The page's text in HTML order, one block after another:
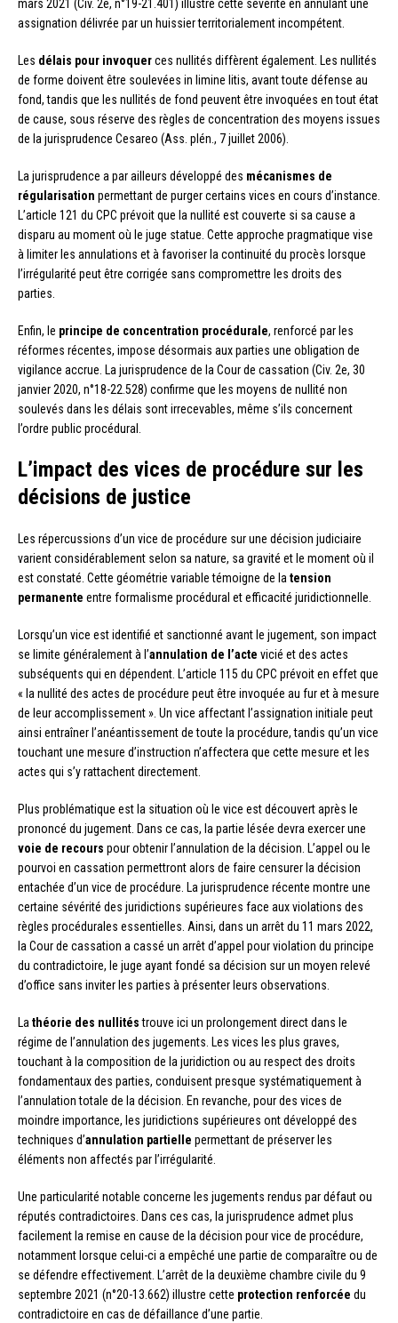
mars 2021 (Civ. 2e, n°19-21.401) illustre cette sévérité en annulant une
assignation délivrée par un huissier territorialement incompétent.
Les délais pour invoquerces nullités diffèrent également. Les nullités
de forme doivent être soulevées in limine litis, avant toute défense au
fond, tandis que les nullités de fond peuvent être invoquées en tout état
de cause, sous réserve des règles de concentration des moyens issues
de la jurisprudence Cesareo (Ass. plén., 7 juillet 2006).
La jurisprudence a par ailleurs développé des mécanismes de
régularisation permettant de purger certains vices en cours d’instance.
L’article 121 du CPC prévoit que la nullité est couverte si sa cause a
disparu au moment où le juge statue. Cette approche pragmatique vise
à limiter les annulations et à favoriser la continuité du procès lorsque
l’irrégularité peut être corrigée sans compromettre les droits des
parties.
Enfin, le principe de concentration procédurale, renforcé par les
réformes récentes, impose désormais aux parties une obligation de
vigilance accrue. La jurisprudence de la Cour de cassation (Civ. 2e, 30
janvier 2020, n°18-22.528) confirme que les moyens de nullité non
soulevés dans les délais sont irrecevables, même s’ils concernent
l’ordre public procédural.
L’impact des vices de procédure sur les
décisions de justice
Les répercussions d’un vice de procédure sur une décision judiciaire
varient considérablement selon sa nature, sa gravité et le moment où il
est constaté. Cette géométrie variable témoigne de la tension
permanente entre formalisme procédural et efficacité juridictionnelle.
Lorsqu’un vice est identifié et sanctionné avant le jugement, son impact
se limite généralement à l’annulation de l’acte vicié et des actes
subséquents qui en dépendent. L’article 115 du CPC prévoit en effet que
« la nullité des actes de procédure peut être invoquée au fur et à mesure
de leur accomplissement ». Un vice affectant l’assignation initiale peut
ainsi entraîner l’anéantissement de toute la procédure, tandis qu’un vice
touchant une mesure d’instruction n’affectera que cette mesure et les
actes qui s’y rattachent directement.
Plus problématique est la situation où le vice est découvert après le
prononcé du jugement. Dans ce cas, la partie lésée devra exercer une
voie de recours pour obtenir l’annulation de la décision. L’appel ou le
pourvoi en cassation permettront alors de faire censurer la décision
entachée d’un vice de procédure. La jurisprudence récente montre une
certaine sévérité des juridictions supérieures face aux violations des
règles procédurales essentielles. Ainsi, dans un arrêt du 11 mars 2022,
la Cour de cassation a cassé un arrêt d’appel pour violation du principe
du contradictoire, le juge ayant fondé sa décision sur un moyen relevé
d’office sans inviter les parties à présenter leurs observations.
La théorie des nullitéstrouve ici un prolongement direct dans le
régime de l’annulation des jugements. Les vices les plus graves,
touchant à la composition de la juridiction ou au respect des droits
fondamentaux des parties, conduisent presque systématiquement à
l’annulation totale de la décision. En revanche, pour des vices de
moindre importance, les juridictions supérieures ont développé des
techniques d’annulation partielle permettant de préserver les
éléments non affectés par l’irrégularité.
Une particularité notable concerne les jugements rendus par défaut ou
réputés contradictoires. Dans ces cas, la jurisprudence admet plus
facilement la remise en cause de la décision pour vice de procédure,
notamment lorsque celui-ci a empêché une partie de comparaître ou de
se défendre effectivement. L’arrêt de la deuxième chambre civile du 9
septembre 2021 (n°20-13.662) illustre cette protection renforcée du
contradictoire en cas de défaillance d’une partie.